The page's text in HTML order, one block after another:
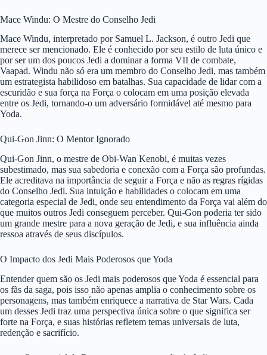
Mace Windu: O Mestre do Conselho Jedi
Mace Windu, interpretado por Samuel L. Jackson, é outro Jedi que
merece ser mencionado. Ele é conhecido por seu estilo de luta único e
por ser um dos poucos Jedi a dominar a forma VII de combate,
Vaapad. Windu não só era um membro do Conselho Jedi, mas também
um estrategista habilidoso em batalhas. Sua capacidade de lidar com a
escuridão e sua força na Força o colocam em uma posição elevada
entre os Jedi, tornando-o um adversário formidável até mesmo para
Yoda.
Qui-Gon Jinn: O Mentor Ignorado
Qui-Gon Jinn, o mestre de Obi-Wan Kenobi, é muitas vezes
subestimado, mas sua sabedoria e conexão com a Força são profundas.
Ele acreditava na importância de seguir a Força e não as regras rígidas
do Conselho Jedi. Sua intuição e habilidades o colocam em uma
categoria especial de Jedi, onde seu entendimento da Força vai além do
que muitos outros Jedi conseguem perceber. Qui-Gon poderia ter sido
um grande mestre para a nova geração de Jedi, e sua influência ainda
ressoa através de seus discípulos.
O Impacto dos Jedi Mais Poderosos que Yoda
Entender quem são os Jedi mais poderosos que Yoda é essencial para
os fãs da saga, pois isso não apenas amplia o conhecimento sobre os
personagens, mas também enriquece a narrativa de Star Wars. Cada
um desses Jedi traz uma perspectiva única sobre o que significa ser
forte na Força, e suas histórias refletem temas universais de luta,
redenção e sacrifício.